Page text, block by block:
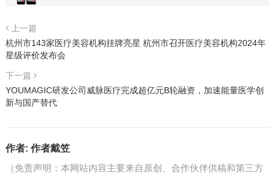
上一篇
杭州市143家医疗美容机构挂牌亮星 杭州市召开医疗美容机构2024年
星级评价发布会
下一篇
YOUMAGIC研发公司威脉医疗完成超亿元B轮融资，加速能量医学创
新与国产替代
作者: 作者戴笠
（免责声明：本网站内容主要来自原创、合作伙伴供稿和第三方